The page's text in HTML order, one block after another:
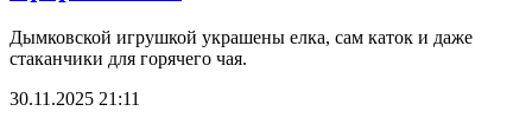
Дымковской игрушкой украшены елка, сам каток и даже
стаканчики для горячего чая.
30.11.2025 21:11